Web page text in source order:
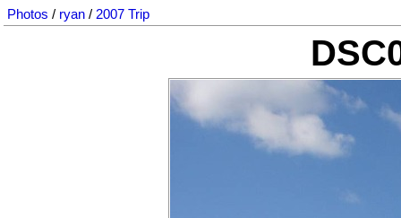
Photos / ryan / 2007 Trip